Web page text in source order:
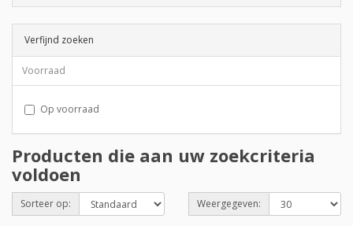
Verfijnd zoeken
Voorraad
Op voorraad
Producten die aan uw zoekcriteria
voldoen
Sorteer op: Weergegeven: